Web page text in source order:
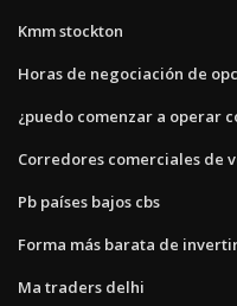
Kmm stockton
Horas de negociación de
¿puedo comenzar a operar
Corredores comerciales de
Pb países bajos cbs
Forma más barata de
Ma traders delhi